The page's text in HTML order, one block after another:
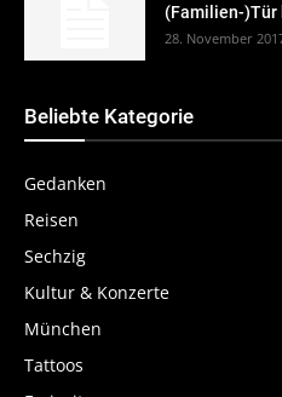
(Familien-
28. November
Beliebte Kategorie
Gedanken
Reisen
Sechzig
Kultur & Konzerte
München
Tattoos